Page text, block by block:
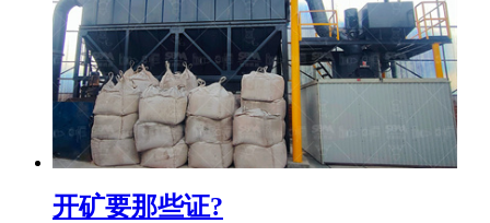
开矿要那些证?